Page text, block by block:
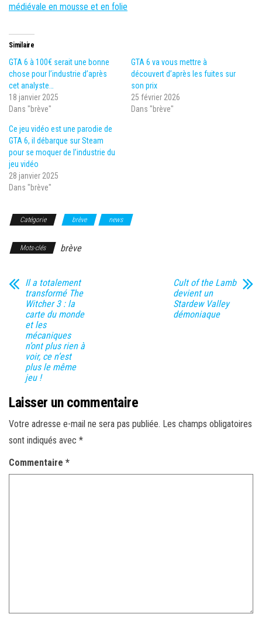
médiévale en mousse et en folie
Similaire
GTA 6 à 100€ serait une bonne
chose pour l’industrie d’après
cet analyste…
18 janvier 2025
Dans "brève"
GTA 6 va vous mettre à
découvert d’après les fuites sur
son prix
25 février 2026
Dans "brève"
Ce jeu vidéo est une parodie de
GTA 6, il débarque sur Steam
pour se moquer de l’industrie du
jeu vidéo
28 janvier 2025
Dans "brève"
Catégorie brève news
Mots-clés brève
Il a totalement
transformé The
Witcher 3 : la
carte du monde
et les
mécaniques
n’ont plus rien à
voir, ce n’est
plus le même
jeu !
Cult of the Lamb
devient un
Stardew Valley
démoniaque
Laisser un commentaire
Votre adresse e-mail ne sera pas publiée. Les champs obligatoires
sont indiqués avec *
Commentaire *